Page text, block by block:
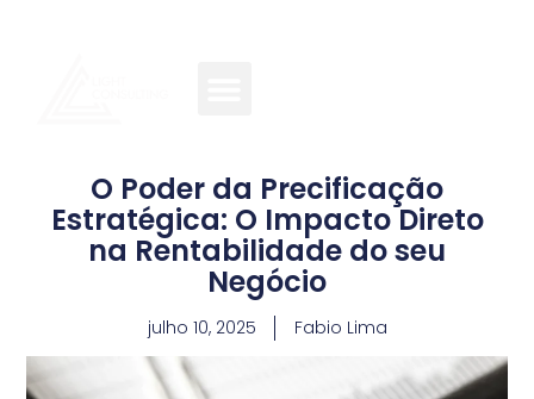
O Poder da Precificação
Estratégica: O Impacto Direto
na Rentabilidade do seu
Negócio
julho 10, 2025 Fabio Lima